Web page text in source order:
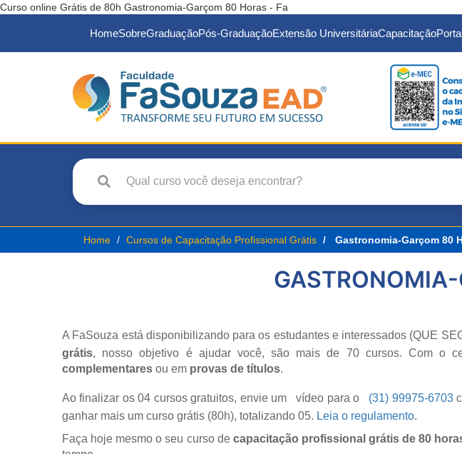
Curso online Grátis de 80h Gastronomia-Garçom 80 Horas - Fa
HomeSobreGraduaçãoPós-GraduaçãoExtensão UniversitáriaCapacitação
Home Cursos de Capacitação Profissional Grátis Gastronomia-Garçom 80
A FaSouza está disponibilizando para os estudantes e interessados (QUE
grátis, nosso objetivo é ajudar você, são mais de 70 cursos. Com o
complementares ou em provas de títulos.
Ao finalizar os 04 cursos gratuitos, envie um vídeo para o (31) 99975-6703
ganhar mais um curso grátis (80h), totalizando 05. Leia o regulamento.
Faça hoje mesmo o seu curso de capacitação profissional grátis de 80